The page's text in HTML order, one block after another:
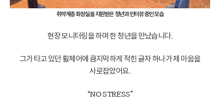
취약계층 화장실을 지원받은 청년과 인터뷰 중인 모습
현장 모니터링을 하며 한 청년을 만났습니다.
그가 타고 있던 휠체어에 큼지막하게 적힌 글자 하나가 제 마음을
사로잡았어요.
“NO STRESS”